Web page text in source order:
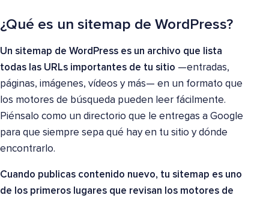
¿Qué es un sitemap de WordPress?
Un sitemap de WordPress es un archivo que lista
todas las URLs importantes de tu sitio —entradas,
páginas, imágenes, vídeos y más— en un formato que
los motores de búsqueda pueden leer fácilmente.
Piénsalo como un directorio que le entregas a Google
para que siempre sepa qué hay en tu sitio y dónde
encontrarlo.
Cuando publicas contenido nuevo, tu sitemap es uno
de los primeros lugares que revisan los motores de